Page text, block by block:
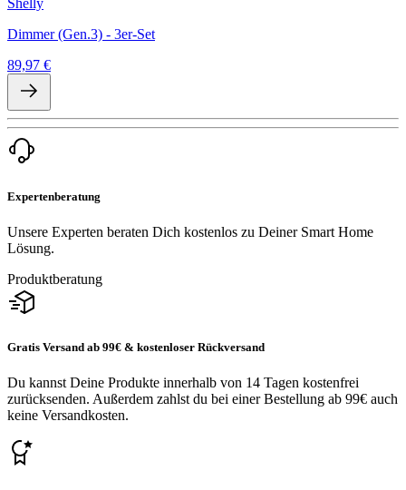
Shelly
Dimmer (Gen.3) - 3er-Set
89,97 €
Expertenberatung
Unsere Experten beraten Dich kostenlos zu Deiner Smart Home
Lösung.
Produktberatung
Gratis Versand ab 99€ & kostenloser Rückversand
Du kannst Deine Produkte innerhalb von 14 Tagen kostenfrei
zurücksenden. Außerdem zahlst du bei einer Bestellung ab 99€ auch
keine Versandkosten.